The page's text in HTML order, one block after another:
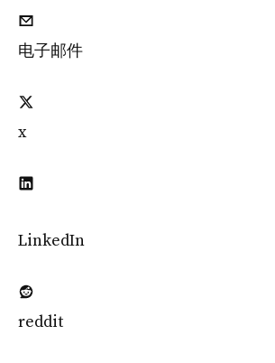
电子邮件
x
LinkedIn
reddit